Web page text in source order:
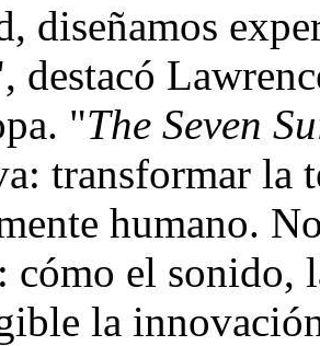
diseñamos
destacó
"The Seven
transformar la
humano.
cómo el sonido,
la